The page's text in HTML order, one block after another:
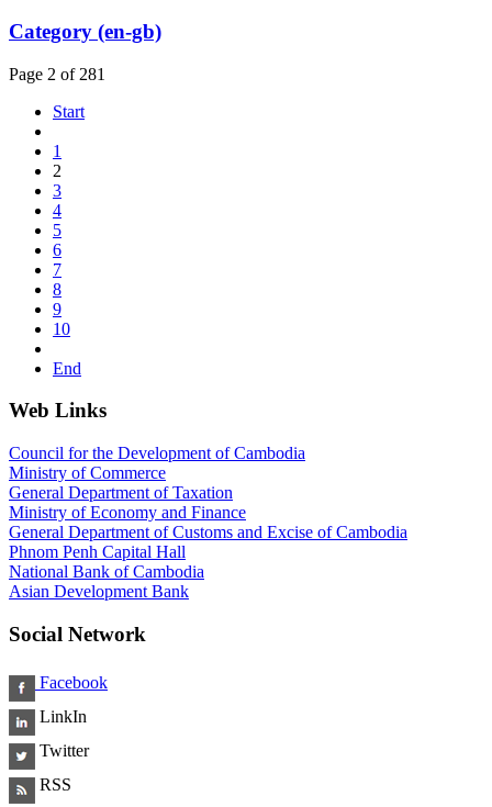
Category (en-gb)
Page 2 of 281
Start
1
2
3
4
5
6
7
8
9
10
End
Web Links
Council for the Development of Cambodia
Ministry of Commerce
General Department of Taxation
Ministry of Economy and Finance
General Department of Customs and Excise of Cambodia
Phnom Penh Capital Hall
National Bank of Cambodia
Asian Development Bank
Social Network
Facebook
LinkIn
Twitter
RSS